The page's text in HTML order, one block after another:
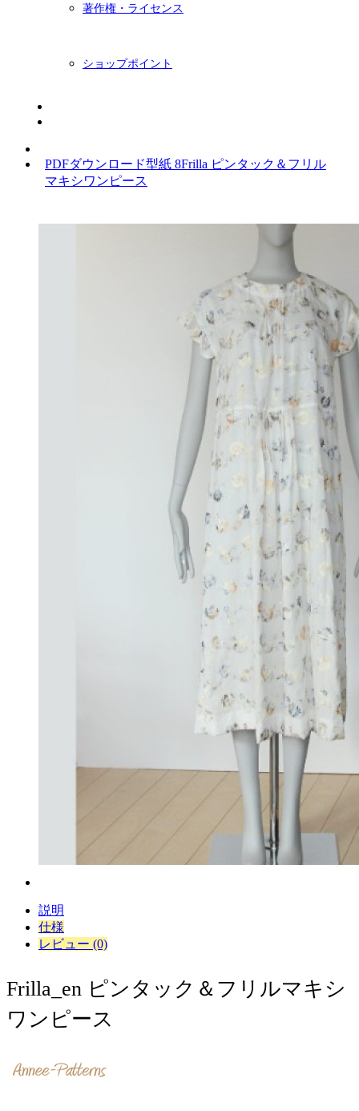
著作権・ライセンス
ショップポイント
PDFダウンロード型紙 8Frilla ピンタック＆フリル
マキシワンピース
説明
仕様
レビュー (0)
Frilla_en ピンタック＆フリルマキシ
ワンピース